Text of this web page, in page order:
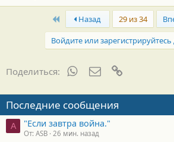
First Назад 29 из 34
Войдите или зарегистрируйтесь
Поделиться: WhatsAppЭлектронная
Последние сообщения
A "Если завтра война."
От: ASB 26 мин. назад